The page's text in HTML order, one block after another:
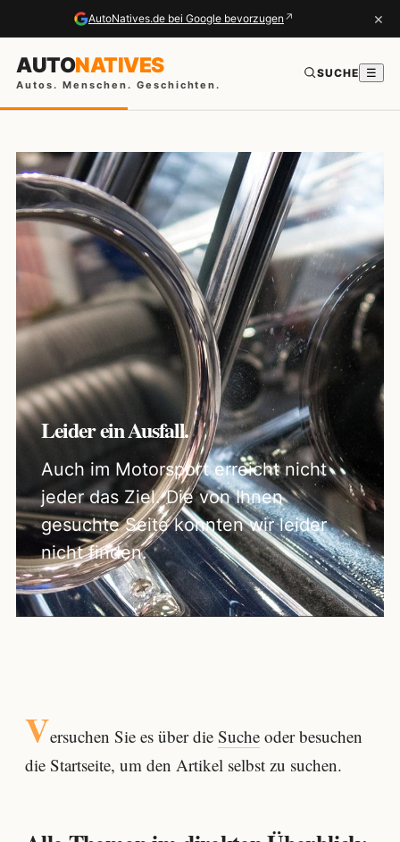
AutoNatives.de bei Google bevorzugen ↗ ×
AUTONATIVES
Autos. Menschen. Geschichten.
SUCHE ☰
Leider ein Ausfall.
Auch im Motorsport erreicht nicht
jeder das Ziel. Die von Ihnen
gesuchte Seite konnten wir leider
nicht finden.
Versuchen Sie es über die Sucheoder besuchen
die Startseite, um den Artikel selbst zu suchen.